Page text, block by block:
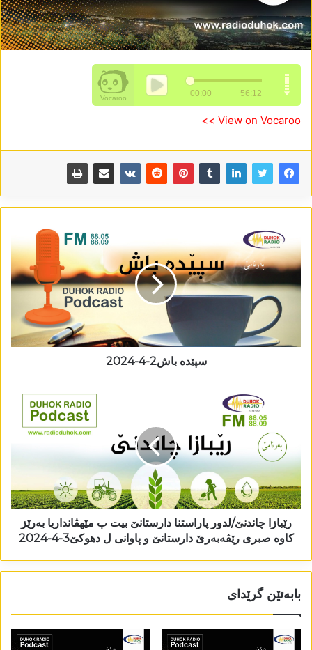
View on Vocaroo >>
سپێدە باش2-4-2024
رێبازا چاندنێ/لدور پاراستنا دارستانێ بیت ب مێھڤانداریا بەرێز
کاوە صبری رێڤەبەرێ دارستانێ و پاوانی ل دھوکێ3-4-2024
بابەتێن گرێدای